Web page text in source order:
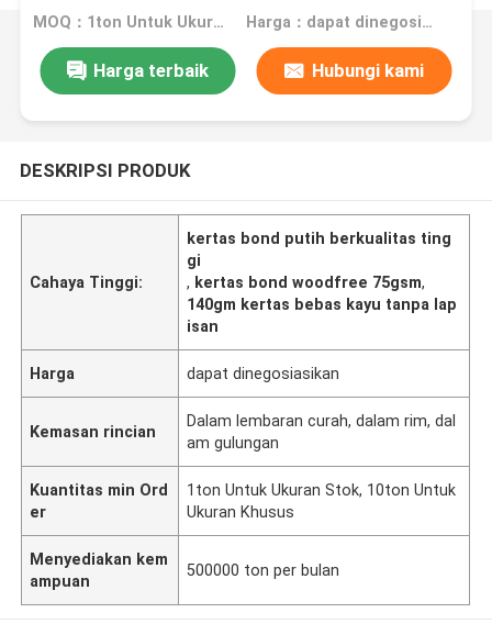
MOQ：1ton Untuk Ukuran Stok, 10ton Untuk Ukuran Khusus Harga：dapat dinegosiasikan
Harga terbaik Hubungi kami
DESKRIPSI PRODUK
Cahaya Tinggi:
kertas bond putih berkualitas ting
gi
, kertas bond woodfree 75gsm,
140gm kertas bebas kayu tanpa lap
isan
Harga dapat dinegosiasikan
Kemasan rincian
Dalam lembaran curah, dalam rim, dal
am gulungan
Kuantitas min Ord
er
1ton Untuk Ukuran Stok, 10ton Untuk
Ukuran Khusus
Menyediakan kem
ampuan
500000 ton per bulan